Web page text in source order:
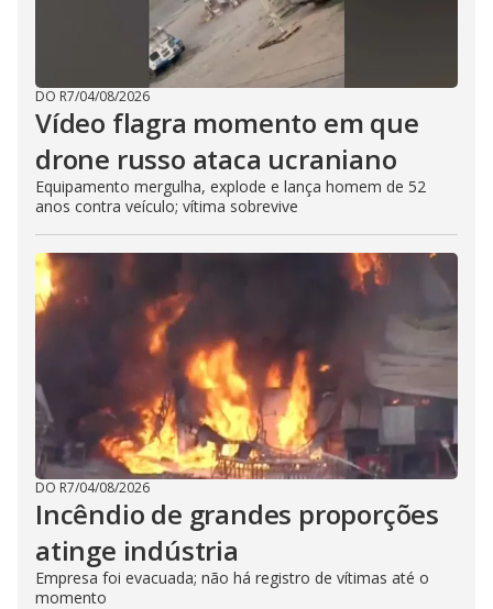
DO R7/04/08/2026
Vídeo flagra momento em que
drone russo ataca ucraniano
Equipamento mergulha, explode e lança homem de 52
anos contra veículo; vítima sobrevive
DO R7/04/08/2026
Incêndio de grandes proporções
atinge indústria
Empresa foi evacuada; não há registro de vítimas até o
momento